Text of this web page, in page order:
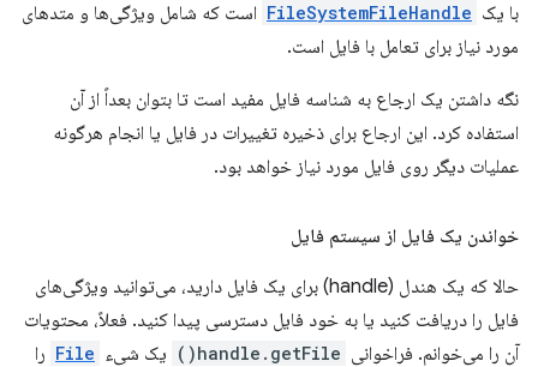
با یک FileSystemFileHandle است که شامل ویژگی‌ها و متدهای
مورد نیاز برای تعامل با فایل است.
نگه داشتن یک ارجاع به شناسه فایل مفید است تا بتوان بعداً از آن
استفاده کرد. این ارجاع برای ذخیره تغییرات در فایل یا انجام هرگونه
عملیات دیگر روی فایل مورد نیاز خواهد بود.
خواندن یک فایل از سیستم فایل
حالا که یک هندل (handle) برای یک فایل دارید، می‌توانید ویژگی‌های
فایل را دریافت کنید یا به خود فایل دسترسی پیدا کنید. فعلاً، محتویات
آن را می‌خوانم. فراخوانی handle.getFile() یک شیء File را